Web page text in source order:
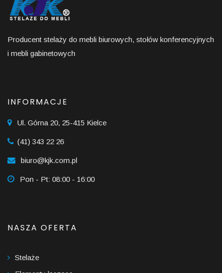
Producent stelaży do mebli biurowych, stołów konferencyjnych
i mebli gabinetowych
INFORMACJE
Ul. Górna 20, 25-415 Kielce
(41) 343 22 26
biuro@kjk.com.pl
Pon - Pt: 08:00 - 16:00
NASZA OFERTA
Stelaże